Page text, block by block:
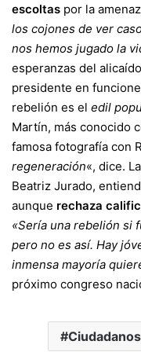
escoltas por la
los cojones de ver
nos hemos jugado la
esperanzas del
presidente en
rebelión es el edil
Martín, más conocido
famosa fotografía con
regeneración«, dice.
Beatriz Jurado,
aunque rechaza
«Sería una rebelión si
pero no es así. Hay
inmensa mayoría
próximo congreso
Ciudadanos